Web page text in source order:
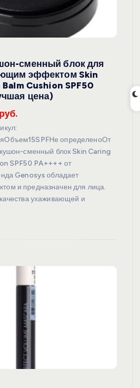
сменный блок для
эффектом Skin
Cushion SPF50
цена)
определеноОт
сменный блок Skin Caring
SPF50 PA++++ от
Genosys обладает
и предназначен для лица.
ухаживающей и